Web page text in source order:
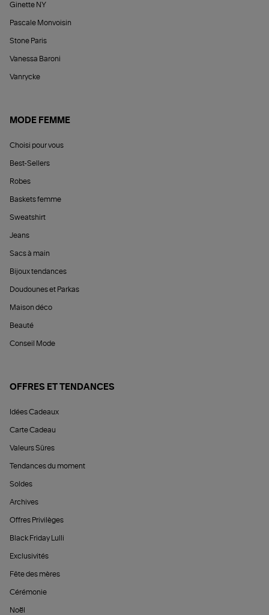
Ginette NY
Pascale Monvoisin
Stone Paris
Vanessa Baroni
Vanrycke
MODE FEMME
Choisi pour vous
Best-Sellers
Robes
Baskets femme
Sweatshirt
Jeans
Sacs à main
Bijoux tendances
Doudounes et Parkas
Maison déco
Beauté
Conseil Mode
OFFRES ET TENDANCES
Idées Cadeaux
Carte Cadeau
Valeurs Sûres
Tendances du moment
Soldes
Archives
Offres Privilèges
Black Friday Lulli
Exclusivités
Fête des mères
Cérémonie
Noël